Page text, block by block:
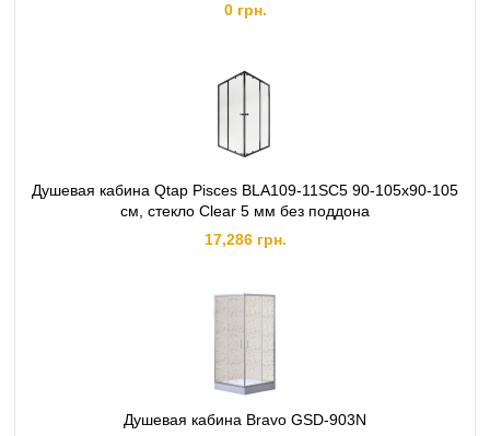
0 грн.
Душевая кабина Qtap Pisces BLA109-11SC5 90-105x90-105
см, стекло Clear 5 мм без поддона
17,286 грн.
Душевая кабина Bravo GSD-903N